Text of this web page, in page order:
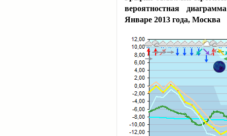
вероятностная
Январе 2013 года, Москва